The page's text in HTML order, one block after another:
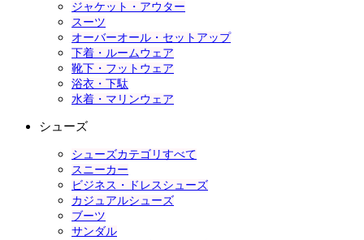
ジャケット・アウター
スーツ
オーバーオール・セットアップ
下着・ルームウェア
靴下・フットウェア
浴衣・下駄
水着・マリンウェア
シューズ
シューズカテゴリすべて
スニーカー
ビジネス・ドレスシューズ
カジュアルシューズ
ブーツ
サンダル